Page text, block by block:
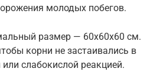
молодых побегов.
размер — 60х60х60 см.
корни не застаивались в
слабокислой реакцией.